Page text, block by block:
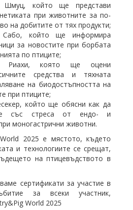
който ще представи
при животните за по-
на добитите от тях продукти;
който ще информира
за новостите при борбата
по птиците;
Риахи, която ще оцени
средства и тяхната
на биодостъпността на
при птиците;
който ще обясни как да
със стреса от ендо- и
моногастрични животни.
2025 е мястото, където
и технологиите се срещат,
на птицевъдството в
сертификати за участие в
за всеки участник,
World 2025